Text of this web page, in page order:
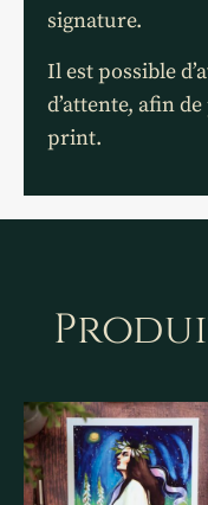
signature.
Il est possible
d’attente, afin
print.